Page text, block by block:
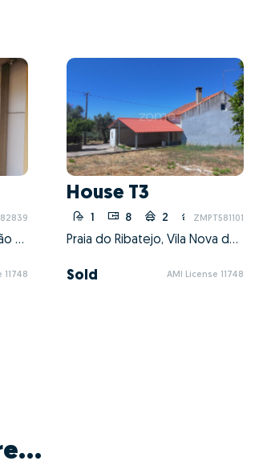
Abrantes (São Vicente e São João) e Alferrarede, Abrantes, Santarém
11748
House T3
1 8 2 1
ZMPT581101
Praia do Ribatejo, Vila Nova da Barquinha, Santarém
Sold AMI License 11748